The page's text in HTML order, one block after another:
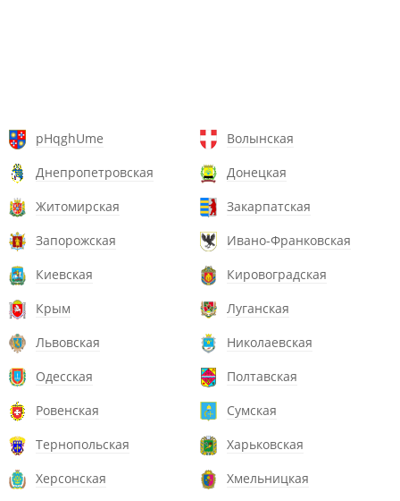
pHqghUme
Волынская
Днепропетровская
Донецкая
Житомирская
Закарпатская
Запорожская
Ивано-Франковская
Киевская
Кировоградская
Крым
Луганская
Львовская
Николаевская
Одесская
Полтавская
Ровенская
Сумская
Тернопольская
Харьковская
Херсонская
Хмельницкая